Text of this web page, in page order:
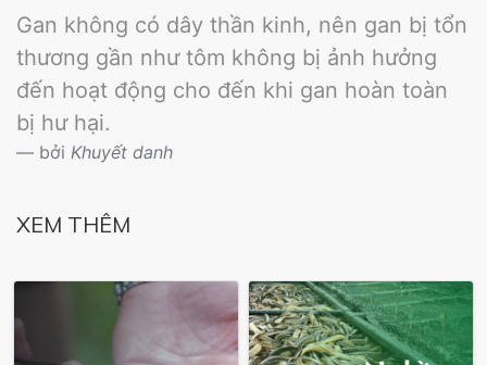
Gan không có dây thần kinh, nên gan bị tổn
thương gần như tôm không bị ảnh hưởng
đến hoạt động cho đến khi gan hoàn toàn
bị hư hại.
bởi Khuyết danh
XEM THÊM